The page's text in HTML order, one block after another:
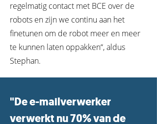
regelmatig contact met BCE over de
robots en zijn we continu aan het
finetunen om de robot meer en meer
te kunnen laten oppakken“, aldus
Stephan.
"De e-mailverwerker
verwerkt nu 70% van de